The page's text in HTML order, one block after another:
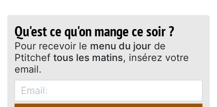
Qu'est ce qu'on mange ce soir ?
Pour recevoir le menu du jour de
Ptitchef tous les matins, insérez votre
email.